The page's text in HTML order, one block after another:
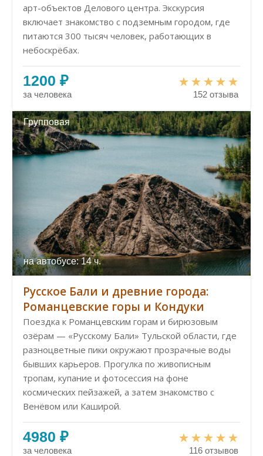
арт-объектов Делового центра. Экскурсия
включает знакомство с подземным городом, где
питаются 300 тысяч человек, работающих в
небоскрёбах.
1200 ₽
за человека 152 отзыва
Групповая
на автобусе: 14 ч.
Русское Бали и древние города:
Романцевские горы и Кондуки
Поездка к Романцевским горам и бирюзовым
озёрам — «Русскому Бали» Тульской области, где
разноцветные пики окружают прозрачные воды
бывших карьеров. Прогулка по живописным
тропам, купание и фотосессия на фоне
космических пейзажей, а затем знакомство с
Венёвом или Каширой.
4980 ₽
за человека 116 отзывов